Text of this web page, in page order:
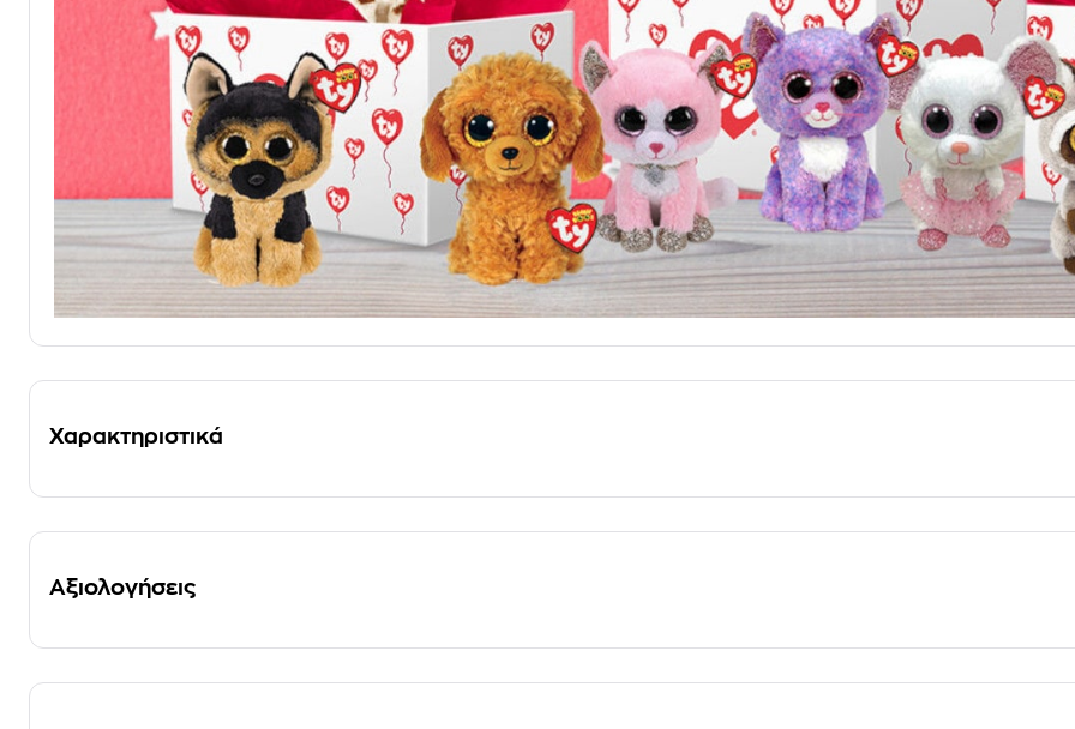
Χαρακτηριστικά
Αξιολογήσεις